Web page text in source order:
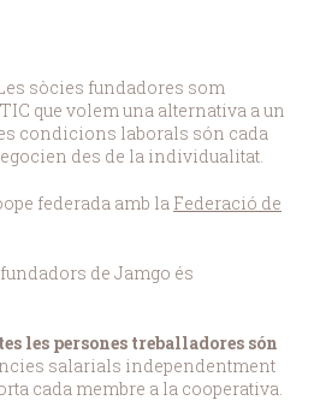
sòcies fundadores som
que volem una alternativa a un
condicions laborals són cada
des de la individualitat.
federada amb la Federació de
de Jamgo és
les persones treballadores són
salarials independentment
cada membre a la cooperativa.